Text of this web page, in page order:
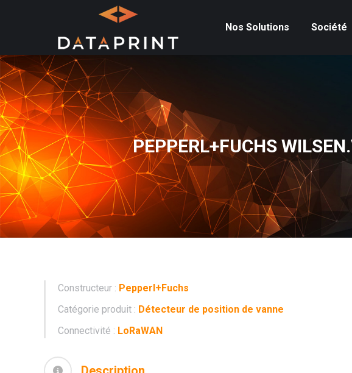
Nos Solutions Société
PEPPERL+FUCHS
Constructeur : Pepperl+Fuchs
Catégorie produit : Détecteur de position de vanne
Connectivité : LoRaWAN